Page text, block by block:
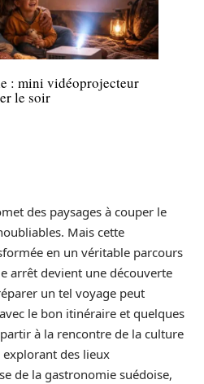
: mini vidéoprojecteur
le soir
des paysages à couper le
Mais cette
en un véritable parcours
arrêt devient une découverte
un tel voyage peut
le bon itinéraire et quelques
à la rencontre de la culture
des lieux
de la gastronomie suédoise,